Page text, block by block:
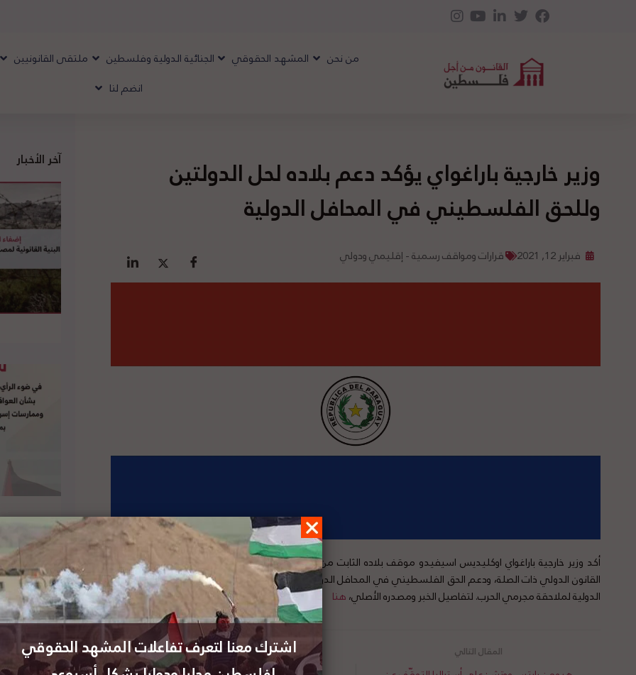
من نحن المشهد الحقوقي الجنائية الدولية وفلسطين ملتقى القانونيين
انضم لنا
وزير خارجية باراغواي يؤكد دعم بلاده لحل الدولتين
وللحق الفلسطيني في المحافل الدولية
فبراير 12, 2021 قرارات ومواقف رسمية - إقليمي ودولي
أكد وزير خارجية باراغواي اوكليديس اسيفيدو موقف بلاده الثابت من عملية السلام وحل الدولتين وفقاً لقواعد وقرارات
القانون الدولي ذات الصلة، ودعم الحق الفلسطيني في المحافل الدولية. كما أكد موقف بلاده من دعم العملية القانونية
الدولية لملاحقة مجرمي الحرب. لتفاصيل الخبر ومصدره الأصلي،هنا
آخر الأخبار
اشترك معنا لتعرف تفاعلات المشهد الحقوقي